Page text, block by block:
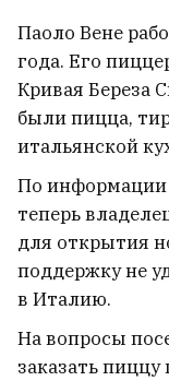
Паоло Вене
года. Его
Кривая Береза
были пицца,
итальянской
По информации
теперь
для открытия
поддержку не
в Италию.
На вопросы
заказать
который